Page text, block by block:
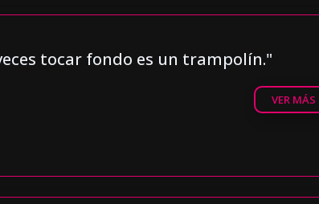
tocar fondo es un trampolín."
VER MÁS